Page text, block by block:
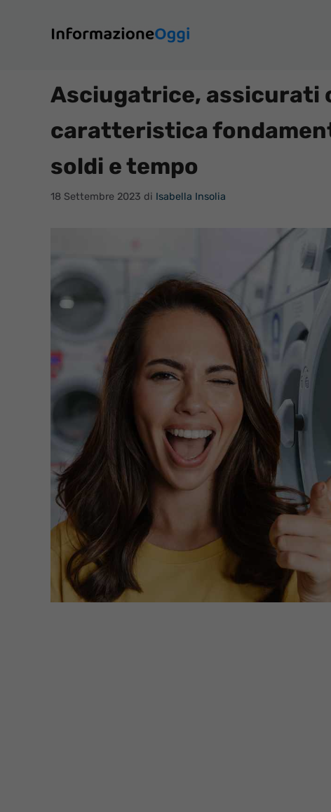
contenuto
Asciugatrice, assicurati
caratteristica
soldi e tempo
18 Settembre 2023 di Isabella Insolia